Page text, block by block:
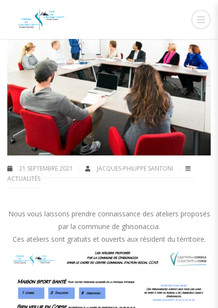
21 SEPTEMBRE 2021
JACQUES-PHILIPPE SANTONI
ACTUALITÉS
Nous vous laissons prendre connaissance des ateliers proposés
par la commune de ghisonaccia.
Ces ateliers sont gratuits et ouverts aux résident du térritoire.